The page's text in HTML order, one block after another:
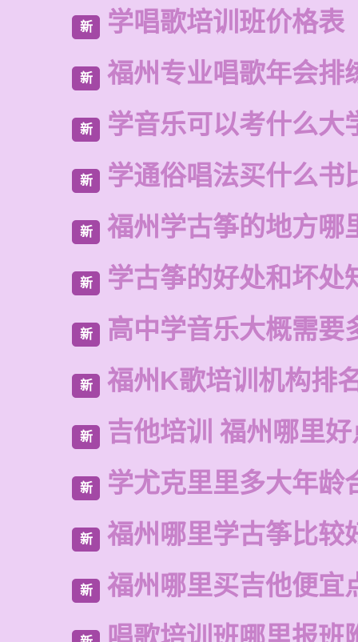
新 学唱歌培训班价格表
新 福州专业唱歌年会排
新 学音乐可以考什么大
新 学通俗唱法买什么书
新 福州学古筝的地方哪
新 学古筝的好处和坏处
新 高中学音乐大概需要
新 福州K歌培训机构排
新 吉他培训 福州哪里好
新 学尤克里里多大年龄
新 福州哪里学古筝比较
新 福州哪里买吉他便宜